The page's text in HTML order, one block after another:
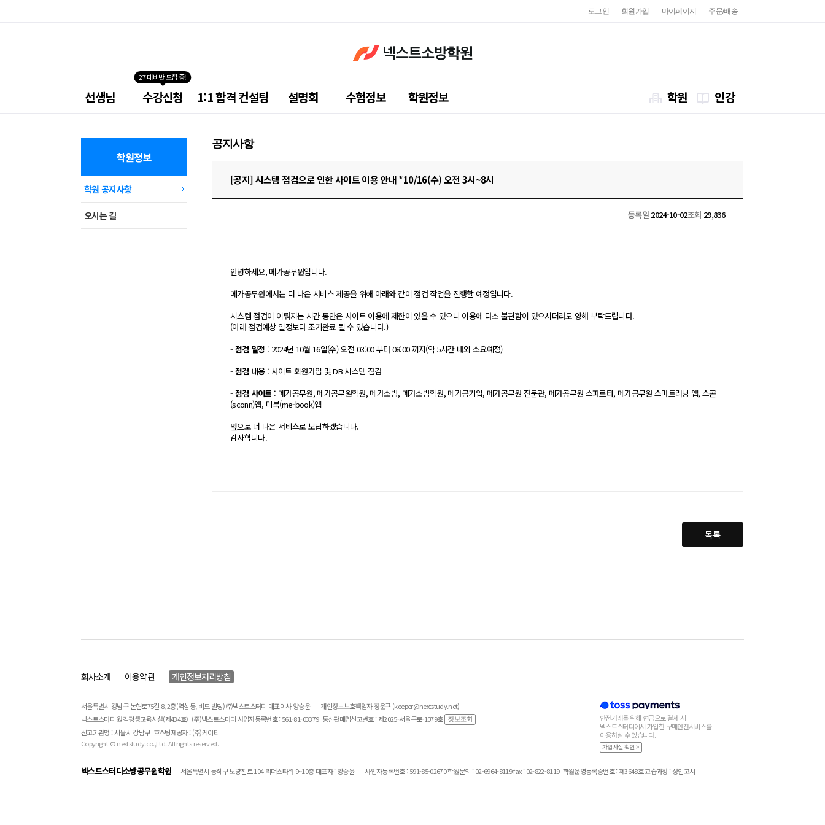
로그인 회원가입 마이페이지 주문/배송
선생님
27 대비반 모집 중!
수강신청 1:1 합격 컨설팅 설명회 수험정보 학원정보 학원 인강
학원정보
학원 공지사항
오시는 길
공지사항
[공지] 시스템 점검으로 인한 사이트 이용 안내 *10/16(수) 오전 3시~8시
등록일2024-10-02조회 29,836
안녕하세요, 메가공무원입니다.
메가공무원에서는 더 나은 서비스 제공을 위해 아래와 같이 점검 작업을 진행할 예정입니다.
시스템 점검이 이뤄지는 시간 동안은 사이트 이용에 제한이 있을 수 있으니 이용에 다소 불편함이 있으시더라도 양해 부탁드립니다.
(아래 점검예상 일정보다 조기완료 될 수 있습니다.)
- 점검 일정 : 2024년 10월 16일(수) 오전 03:00 부터 08:00 까지(약 5시간 내외 소요예정)
- 점검 내용: 사이트 회원가입 및 DB 시스템 점검​
- 점검 사이트 : 메가공무원, 메가공무원학원, 메가소방, 메가소방학원, 메가공기업, 메가공무원 전문관, 메가공무원 스파르타, 메가공무원 스마트러닝 앱, 스콘
(sconn)​앱, 미북(me-book)​앱
앞으로 더 나은 서비스로 보답하겠습니다.
감사합니다.
목록
회사소개 이용약관 개인정보처리방침
서울특별시 강남구 논현로75길 8, 2층(역삼동, 비드 빌딩) ㈜넥스트스터디 대표이사 양승윤
개인정보보호책임자 정운규 (keeper@nextstudy.net)
넥스트스터디 원격평생교육시설(제434호) (주)넥스트스터디 사업자등록번호 : 561-81-03379 통신판매업신고번호 : 제2025-서울구로-1079호
신고기관명 : 서울시 강남구 호스팅제공자 : (주)케이티
Copyright © nextstudy.co.,Ltd. All rights reserved.
안전거래를 위해 현금으로 결제 시
넥스트스터디에서 가입한 구매안전서비스를
이용하실 수 있습니다.
가입사실 확인 >
넥스트스터디소방공무원학원 서울특별시 동작구 노량진로 104 리더스타워 9~10층 대표자 : 양승윤 사업자등록번호 : 591-85-02670 학원문의 : 02-6964-8119 fax : 02-822-8119 학원운영등록증번호 : 제3648호 교습과정 : 성인고시